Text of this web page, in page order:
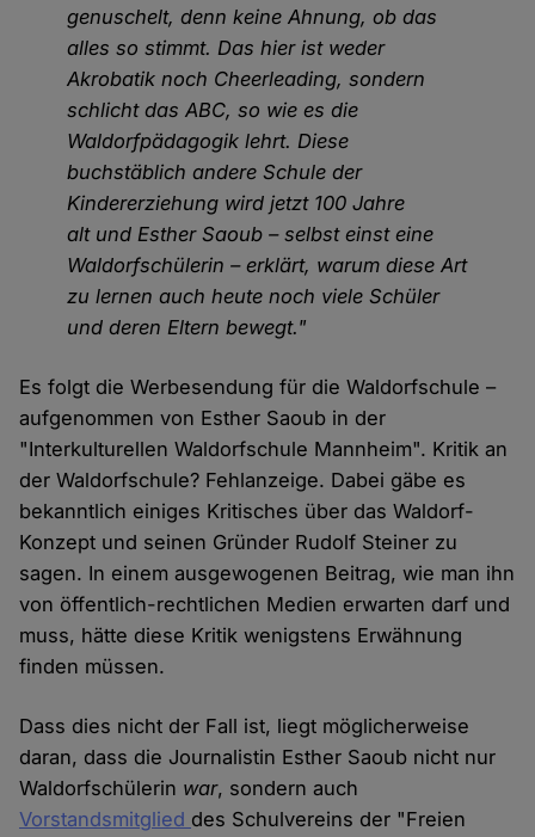
genuschelt, denn keine Ahnung, ob das
alles so stimmt. Das hier ist weder
Akrobatik noch Cheerleading, sondern
schlicht das ABC, so wie es die
Waldorfpädagogik lehrt. Diese
buchstäblich andere Schule der
Kindererziehung wird jetzt 100 Jahre
alt und Esther Saoub – selbst einst eine
Waldorfschülerin – erklärt, warum diese Art
zu lernen auch heute noch viele Schüler
und deren Eltern bewegt."
Es folgt die Werbesendung für die Waldorfschule –
aufgenommen von Esther Saoub in der
"Interkulturellen Waldorfschule Mannheim". Kritik an
der Waldorfschule? Fehlanzeige. Dabei gäbe es
bekanntlich einiges Kritisches über das Waldorf-
Konzept und seinen Gründer Rudolf Steiner zu
sagen. In einem ausgewogenen Beitrag, wie man ihn
von öffentlich-rechtlichen Medien erwarten darf und
muss, hätte diese Kritik wenigstens Erwähnung
finden müssen.
Dass dies nicht der Fall ist, liegt möglicherweise
daran, dass die Journalistin Esther Saoub nicht nur
Waldorfschülerin war, sondern auch
Vorstandsmitglied des Schulvereins der "Freien